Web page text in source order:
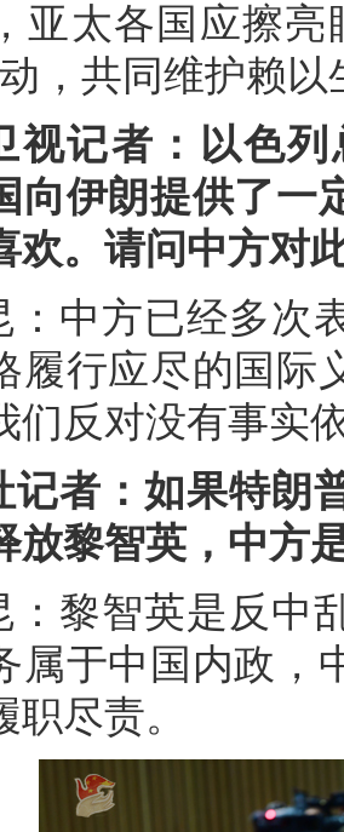
亚太各国应擦
，共同维护赖
视记者：以色
向伊朗提供了一
欢。请问中方对
：中方已经多次
履行应尽的国际
们反对没有事实
记者：如果特朗
放黎智英，中方
：黎智英是反中
属于中国内政，
尽责。